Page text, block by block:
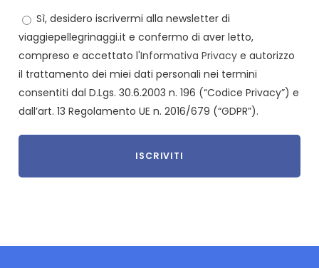
Sì, desidero iscrivermi alla newsletter di
viaggiepellegrinaggi.it e confermo di aver letto,
compreso e accettato l'Informativa Privacy e autorizzo
il trattamento dei miei dati personali nei termini
consentiti dal D.Lgs. 30.6.2003 n. 196 (“Codice Privacy”) e
dall’art. 13 Regolamento UE n. 2016/679 (“GDPR”).